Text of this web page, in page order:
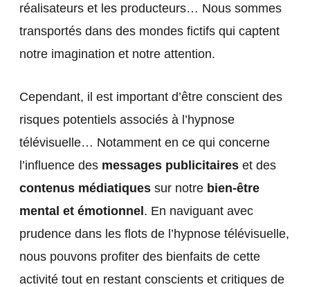
réalisateurs et les producteurs… Nous sommes
transportés dans des mondes fictifs qui captent
notre imagination et notre attention.
Cependant, il est important d’être conscient des
risques potentiels associés à l’hypnose
télévisuelle… Notamment en ce qui concerne
l’influence des messages publicitaireset des
contenus médiatiquessur notre bien-être
mental et émotionnel. En naviguant avec
prudence dans les flots de l’hypnose télévisuelle,
nous pouvons profiter des bienfaits de cette
activité tout en restant conscients et critiques de